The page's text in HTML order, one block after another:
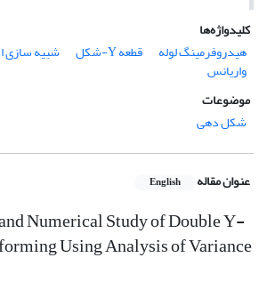
کلیدواژه‌ها
هیدروفرمینگ لوله
قطعه Y-شکل شبیه سازی
واریانس
موضوعات
شکل دهی
عنوان مقاله English
Numerical Study of Double Y-
Using Analysis of Variance